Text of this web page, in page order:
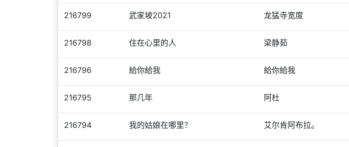
216799 武家坡2021 龙猛寺宽度
216798 住在心里的人 梁静茹
216796 給你給我 給你給我
216795 那几年 阿杜
216794 我的姑娘在哪里？ 艾尔肯阿布拉。